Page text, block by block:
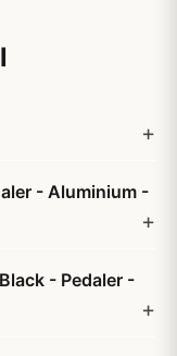
- Aluminium -
- Pedaler -